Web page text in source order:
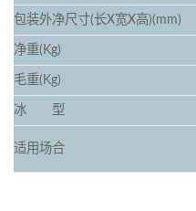
包装外净尺寸(长X宽X高)(mm)
净重(Kg)
毛重(Kg)
冰 型
适用场合